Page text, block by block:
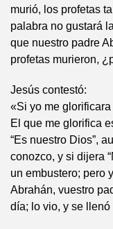
murió, los profetas
palabra no gustará
que nuestro padre
profetas murieron,
Jesús contestó:
«Si yo me
El que me glorifica
“Es nuestro Dios”,
conozco, y si dijera
un embustero; pero
Abrahán, vuestro
día; lo vio, y se llenó